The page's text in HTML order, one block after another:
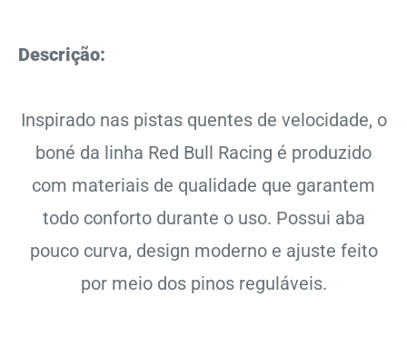
Descrição:
Inspirado nas pistas quentes de velocidade, o
boné da linha Red Bull Racing é produzido
com materiais de qualidade que garantem
todo conforto durante o uso. Possui aba
pouco curva, design moderno e ajuste feito
por meio dos pinos reguláveis.